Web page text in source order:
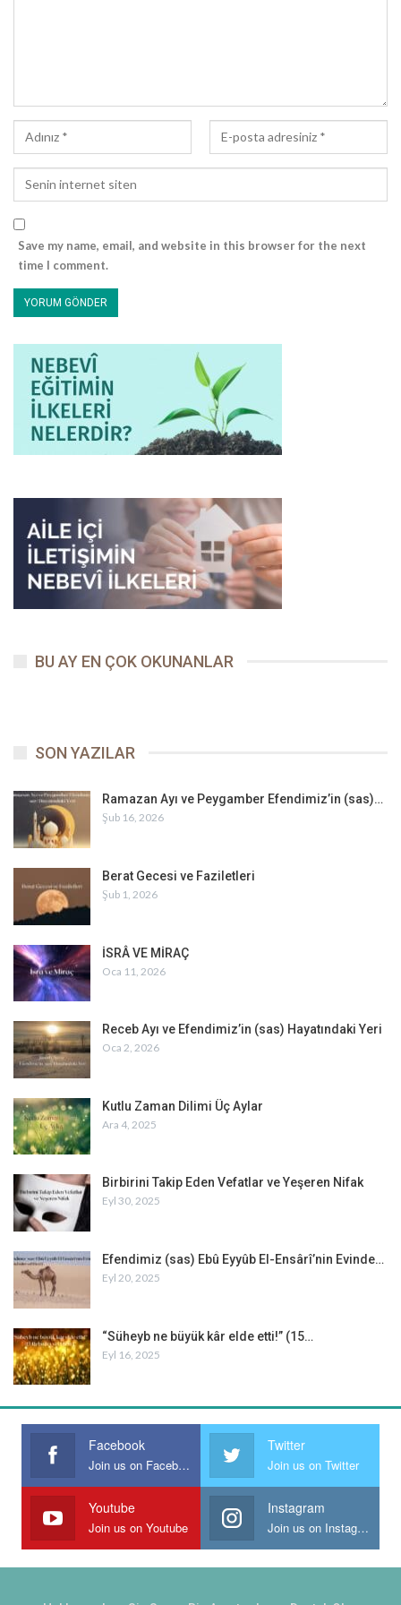
Save my name, email, and website in this browser for the next
time I comment.
BU AY EN ÇOK OKUNANLAR
SON YAZILAR
Ramazan Ayı ve Peygamber Efendimiz’in (sas)…
Şub 16, 2026
Berat Gecesi ve Faziletleri
Şub 1, 2026
İSRÂ VE MİRAÇ
Oca 11, 2026
Receb Ayı ve Efendimiz’in (sas) Hayatındaki Yeri
Oca 2, 2026
Kutlu Zaman Dilimi Üç Aylar
Ara 4, 2025
Birbirini Takip Eden Vefatlar ve Yeşeren Nifak
Eyl 30, 2025
Efendimiz (sas) Ebû Eyyûb El-Ensârî’nin Evinde…
Eyl 20, 2025
“Süheyb ne büyük kâr elde etti!” (15…
Eyl 16, 2025
Facebook
Join us on Facebook
Twitter
Join us on Twitter
Youtube
Join us on Youtube
Instagram
Join us on Instagram